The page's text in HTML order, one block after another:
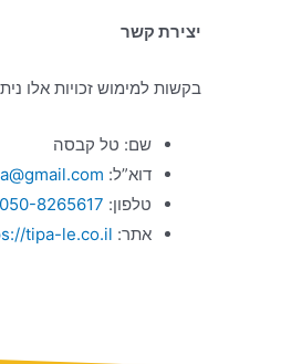
יצירת קשר
בקשות למימוש זכויות אלו
שם: טל קבסה
דוא”ל:
טלפון: 050-8265617
אתר: tipa-le.co.il/